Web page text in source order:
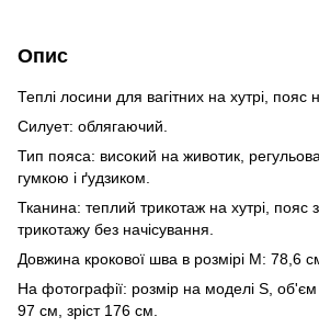
Опис
Теплі лосини для вагітних на хутрі, пояс
Силует: облягаючий.
Тип пояса: високий на животик,
гумкою і ґудзиком.
Тканина: теплий трикотаж на хутрі, пояс
трикотажу без начісування.
Довжина крокової шва в розмірі М: 78,6
На фотографії: розмір на моделі S,
97 см, зріст 176 см.